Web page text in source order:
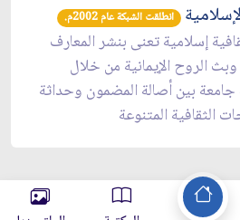
انطلقت الشبكة عام 2002م.
إسلامية تعنى بنشر المعارف
وبث الروح الإيمانية من خلال
جامعة بين أصالة المضمون وحداثة
الثقافية المتنوعة